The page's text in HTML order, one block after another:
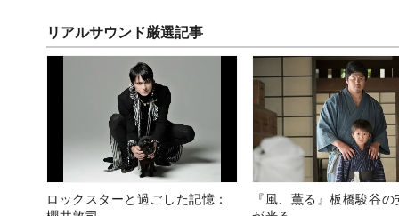
リアルサウンド厳選記事
ロックスターと過ごした記憶：
『風、薫る』板橋駿谷